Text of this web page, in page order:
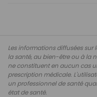
Les informations diffusées sur
la santé, au bien-être ou à la
ne constituent en aucun cas
prescription médicale.
un professionnel de santé
état de santé.